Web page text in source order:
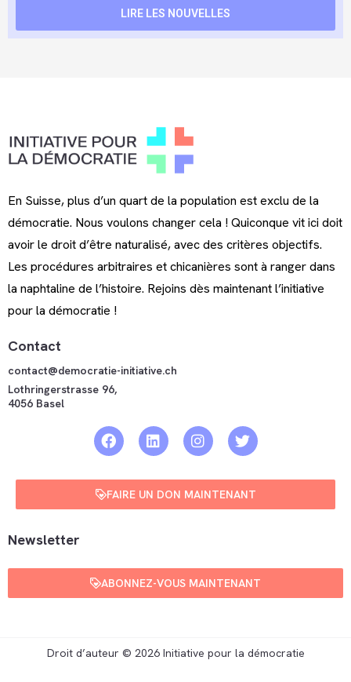
LIRE LES NOUVELLES
En Suisse, plus d’un quart de la population est exclu de la
démocratie. Nous voulons changer cela ! Quiconque vit ici doit
avoir le droit d’être naturalisé, avec des critères objectifs.
Les procédures arbitraires et chicanières sont à ranger dans
la naphtaline de l’histoire. Rejoins dès maintenant l’initiative
pour la démocratie !
Contact
contact@democratie-initiative.ch
Lothringerstrasse 96,
4056 Basel
FAIRE UN DON MAINTENANT
Newsletter
ABONNEZ-VOUS MAINTENANT
Droit d’auteur © 2026 Initiative pour la démocratie